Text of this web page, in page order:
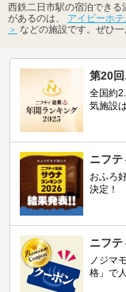
西鉄二日市駅の宿泊でき
があるのは、 アイビーホ
＞ などの施設です。ぜひ
第20
全国約
気施設
ニフ
おふろ
決定！
ニフ
ノジマ
格」で